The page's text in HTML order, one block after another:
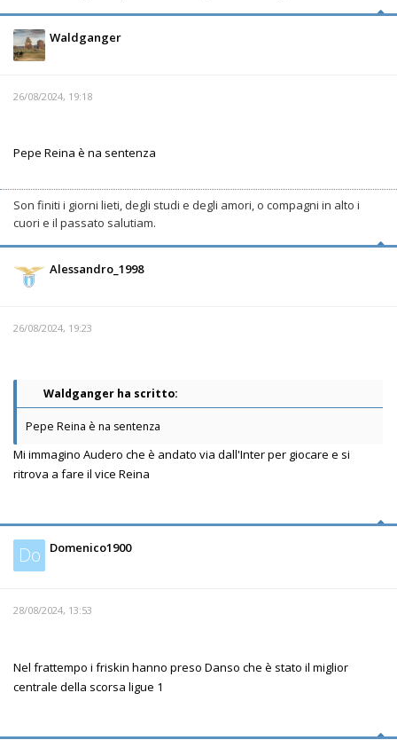
Waldganger
26/08/2024, 19:18
Pepe Reina è na sentenza
Son finiti i giorni lieti, degli studi e degli amori, o compagni in alto i
cuori e il passato salutiam.
Alessandro_1998
26/08/2024, 19:23
Waldganger ha scritto:
Pepe Reina è na sentenza
Mi immagino Audero che è andato via dall'Inter per giocare e si
ritrova a fare il vice Reina
Do Domenico1900
28/08/2024, 13:53
Nel frattempo i friskin hanno preso Danso che è stato il miglior
centrale della scorsa ligue 1